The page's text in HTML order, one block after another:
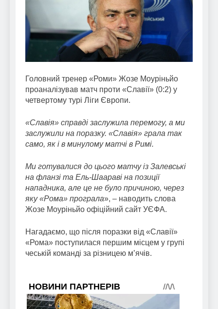
Головний тренер «Роми» Жозе Моуріньйо
проаналізував матч проти «Славії» (0:2) у
четвертому турі Ліги Європи.
«Славія» справді заслужила перемогу, а ми
заслужили на поразку. «Славія» грала так
само, як і в минулому матчі в Римі.
Ми готувалися до цього матчу із Залевські
на фланзі та Ель-Шаараві на позиції
нападника, але це не було причиною, через
яку «Рома» програла», – наводить слова
Жозе Моуріньйо офіційний сайт УЄФА.
Нагадаємо, що після поразки від «Славії»
«Рома» поступилася першим місцем у групі
чеській команді за різницею м’ячів.